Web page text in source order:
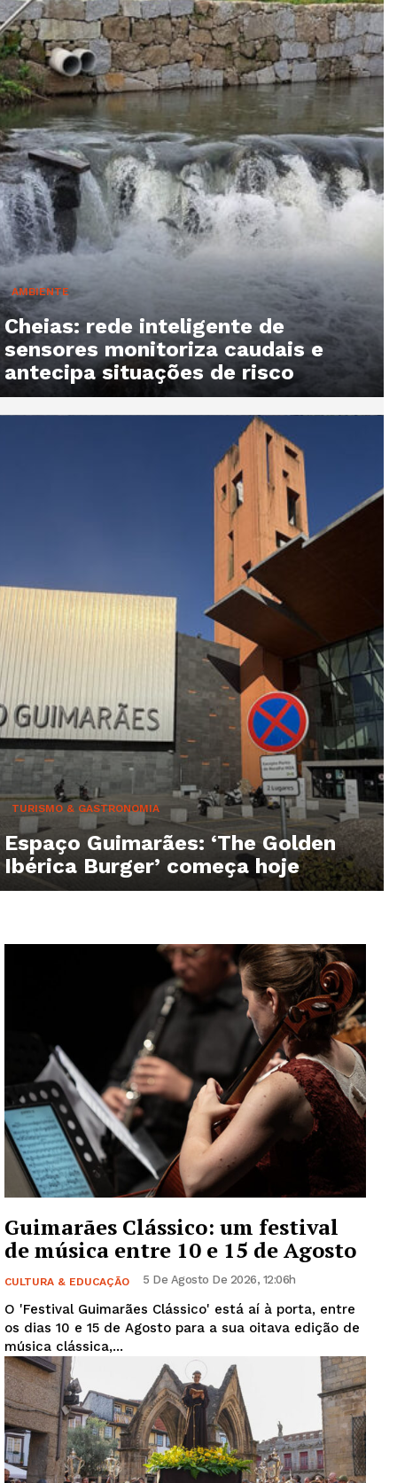
AMBIENTE
Cheias: rede inteligente de
sensores monitoriza caudais e
antecipa situações de risco
TURISMO & GASTRONOMIA
Espaço Guimarães: ‘The Golden
Ibérica Burger’ começa hoje
Guimarães Clássico: um festival
de música entre 10 e 15 de Agosto
CULTURA & EDUCAÇÃO 5 De Agosto De 2026, 12:06h
O 'Festival Guimarães Clássico' está aí à porta, entre
os dias 10 e 15 de Agosto para a sua oitava edição de
música clássica,...